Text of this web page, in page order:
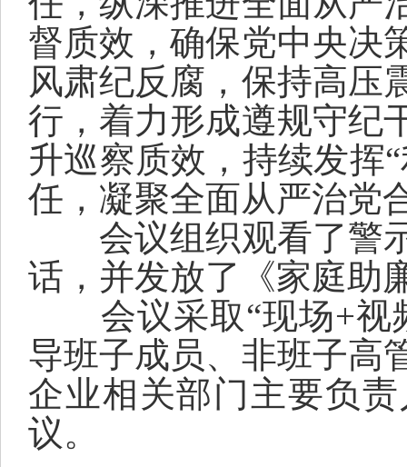
督质效，确保党中央决
风肃纪反腐，保持高压
行，着力形成遵规守纪
升巡察质效，持续发挥
任，凝聚全面从严治党
会议组织观看了警
话，并发放了《家庭助
会议采取“现场+视
导班子成员、 非班子高
企业相关部门主要负
议。